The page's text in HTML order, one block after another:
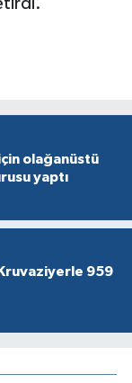
olağanüstü
yaptı
959